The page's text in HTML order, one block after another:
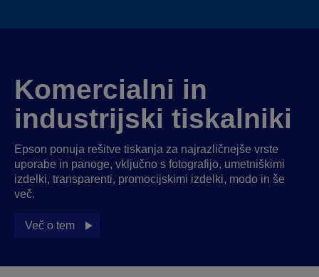
Komercialni in
industrijski tiskalniki
Epson ponuja rešitve tiskanja za najrazličnejše vrste
uporabe in panoge, vključno s fotografijo, umetniškimi
izdelki, transparenti, promocijskimi izdelki, modo in še
več.
Več o tem